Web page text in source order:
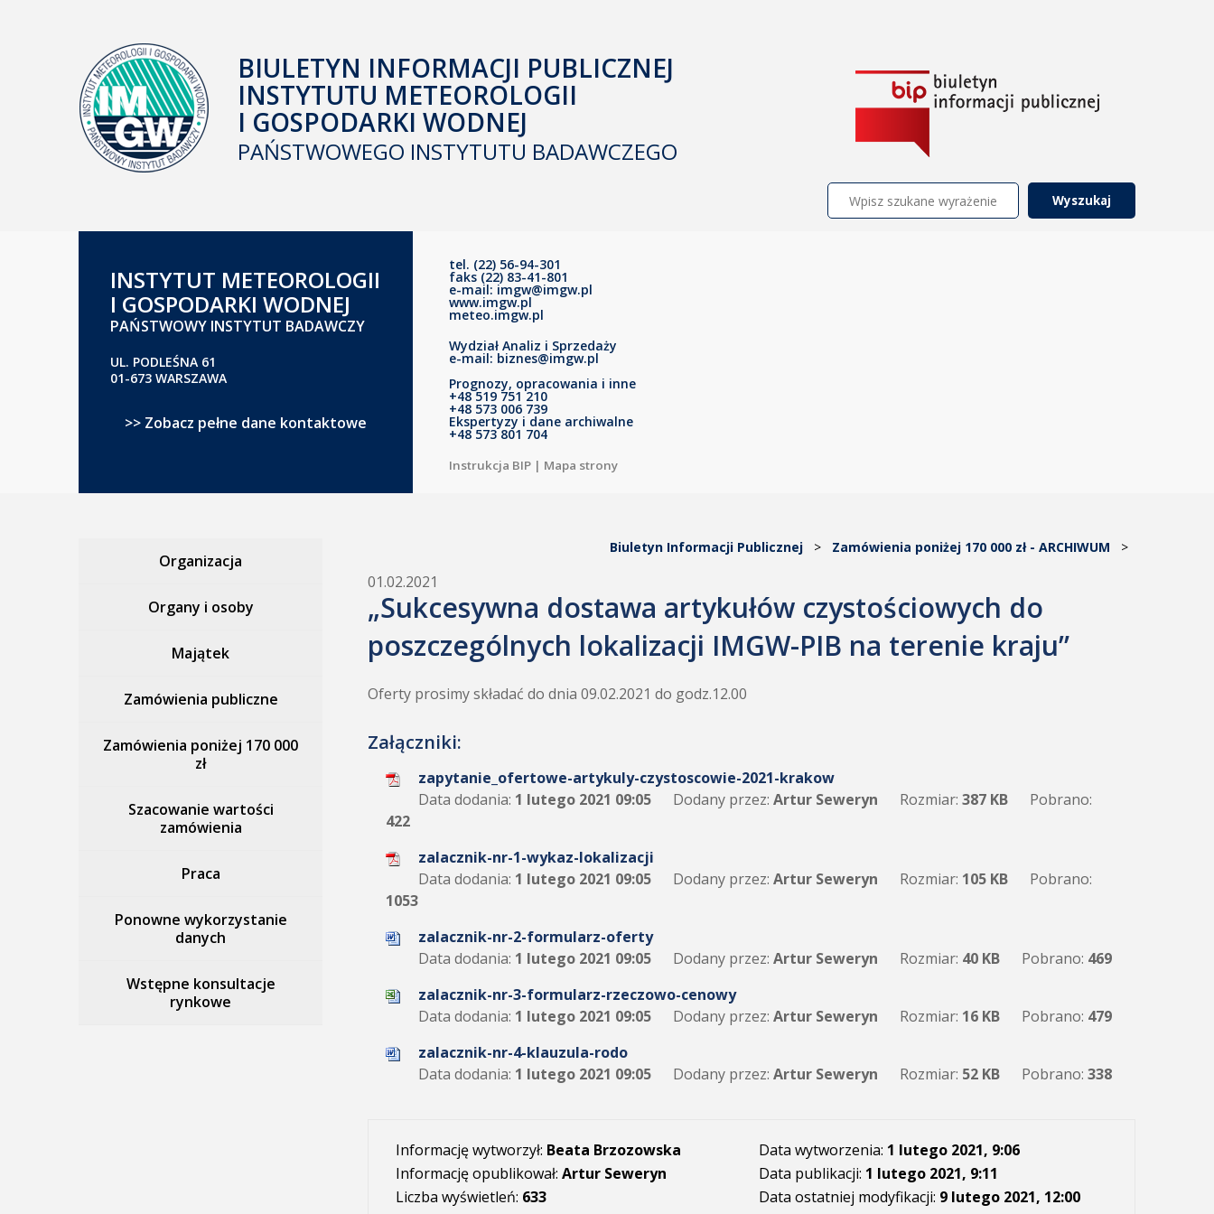
BIULETYN INFORMACJI PUBLICZNEJ
INSTYTUTU METEOROLOGII
I GOSPODARKI WODNEJ
PAŃSTWOWEGO INSTYTUTU BADAWCZEGO
Szukaj:
INSTYTUT METEOROLOGII
I GOSPODARKI WODNEJ
PAŃSTWOWY INSTYTUT BADAWCZY
UL. PODLEŚNA 61
01-673 WARSZAWA
>> Zobacz pełne dane kontaktowe
tel. (22) 56-94-301
faks (22) 83-41-801
e-mail: imgw@imgw.pl
www.imgw.pl
meteo.imgw.pl
Wydział Analiz i Sprzedaży
e-mail: biznes@imgw.pl
Prognozy, opracowania i inne
+48 519 751 210
+48 573 006 739
Ekspertyzy i dane archiwalne
+48 573 801 704
Instrukcja BIP | Mapa strony
Organizacja
Organy i osoby
Majątek
Zamówienia publiczne
Zamówienia poniżej 170 000
zł
Szacowanie wartości
zamówienia
Praca
Ponowne wykorzystanie
danych
Wstępne konsultacje
rynkowe
Biuletyn Informacji Publicznej > Zamówienia poniżej 170 000 zł - ARCHIWUM >
01.02.2021
„Sukcesywna dostawa artykułów czystościowych do
poszczególnych lokalizacji IMGW-PIB na terenie kraju”
Oferty prosimy składać do dnia 09.02.2021 do godz.12.00
Załączniki:
zapytanie_ofertowe-artykuly-czystoscowie-2021-krakow
Data dodania: 1 lutego 2021 09:05 Dodany przez: Artur Seweryn Rozmiar: 387 KB
Pobrano:
422
zalacznik-nr-1-wykaz-lokalizacji
Data dodania: 1 lutego 2021 09:05 Dodany przez: Artur Seweryn Rozmiar: 105 KB
Pobrano:
1053
zalacznik-nr-2-formularz-oferty
Data dodania: 1 lutego 2021 09:05 Dodany przez: Artur Seweryn Rozmiar: 40 KB Pobrano: 469
zalacznik-nr-3-formularz-rzeczowo-cenowy
Data dodania: 1 lutego 2021 09:05 Dodany przez: Artur Seweryn Rozmiar: 16 KB Pobrano: 479
zalacznik-nr-4-klauzula-rodo
Data dodania: 1 lutego 2021 09:05 Dodany przez: Artur Seweryn Rozmiar: 52 KB Pobrano: 338
Informację wytworzył: Beata Brzozowska
Informację opublikował: Artur Seweryn
Liczba wyświetleń: 633
Data wytworzenia: 1 lutego 2021, 9:06
Data publikacji: 1 lutego 2021, 9:11
Data ostatniej modyfikacji: 9 lutego 2021, 12:00